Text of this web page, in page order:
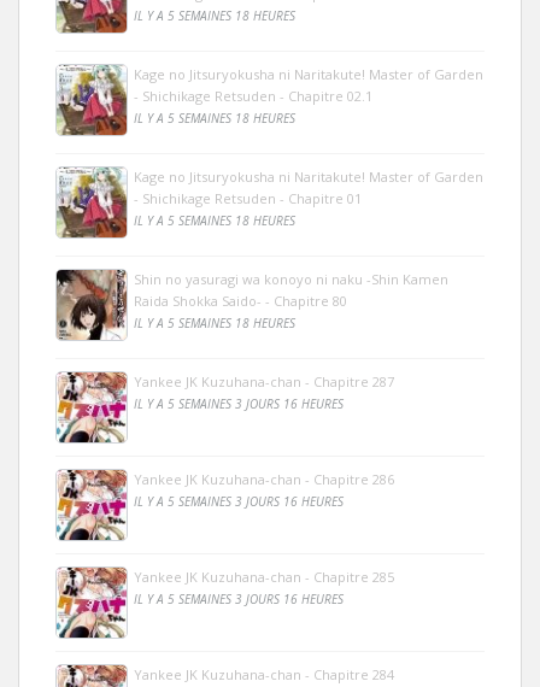
IL Y A 5 SEMAINES 18 HEURES
Kage no Jitsuryokusha ni Naritakute! Master of Garden
- Shichikage Retsuden - Chapitre 02.1
IL Y A 5 SEMAINES 18 HEURES
Kage no Jitsuryokusha ni Naritakute! Master of Garden
- Shichikage Retsuden - Chapitre 01
IL Y A 5 SEMAINES 18 HEURES
Shin no yasuragi wa konoyo ni naku -Shin Kamen
Raida Shokka Saido- - Chapitre 80
IL Y A 5 SEMAINES 18 HEURES
Yankee JK Kuzuhana-chan - Chapitre 287
IL Y A 5 SEMAINES 3 JOURS 16 HEURES
Yankee JK Kuzuhana-chan - Chapitre 286
IL Y A 5 SEMAINES 3 JOURS 16 HEURES
Yankee JK Kuzuhana-chan - Chapitre 285
IL Y A 5 SEMAINES 3 JOURS 16 HEURES
Yankee JK Kuzuhana-chan - Chapitre 284